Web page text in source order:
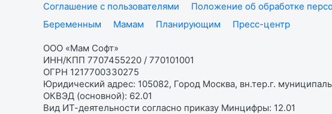
Соглашение с пользователями Положение об обработке
Беременным
Мамам Планирующим Пресс-центр
ООО «Мам Софт»
ИНН/КПП 7707455220 / 770101001
ОГРН 1217700330275
Юридический адрес: 105082, Город Москва, вн.тер.г.
ОКВЭД (основной): 62.01
Вид ИТ-деятельности согласно приказу Минцифры: 12.01